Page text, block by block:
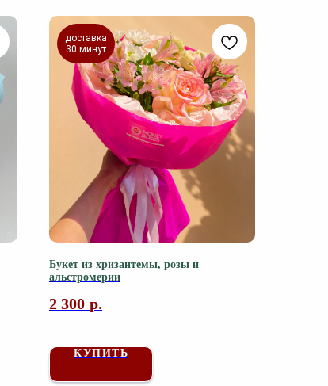
доставка
30 минут
Букет из хризантемы, розы и
альстромерии
2 300 р.
КУПИТЬ